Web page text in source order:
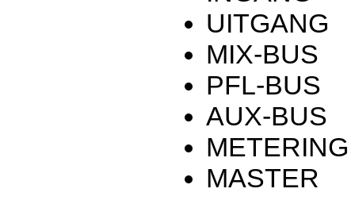
UITGANG
MIX-BUS
PFL-BUS
AUX-BUS
METERING
MASTER